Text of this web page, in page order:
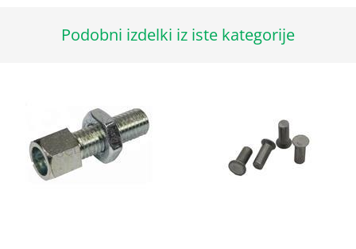
Podobni izdelki iz iste kategorije